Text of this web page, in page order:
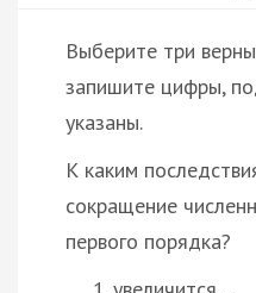
Выберите три
запишите цифры,
указаны.
К каким
сокращение
первого порядка?